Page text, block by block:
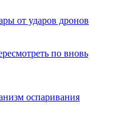
от ударов дронов
по вновь
оспаривания